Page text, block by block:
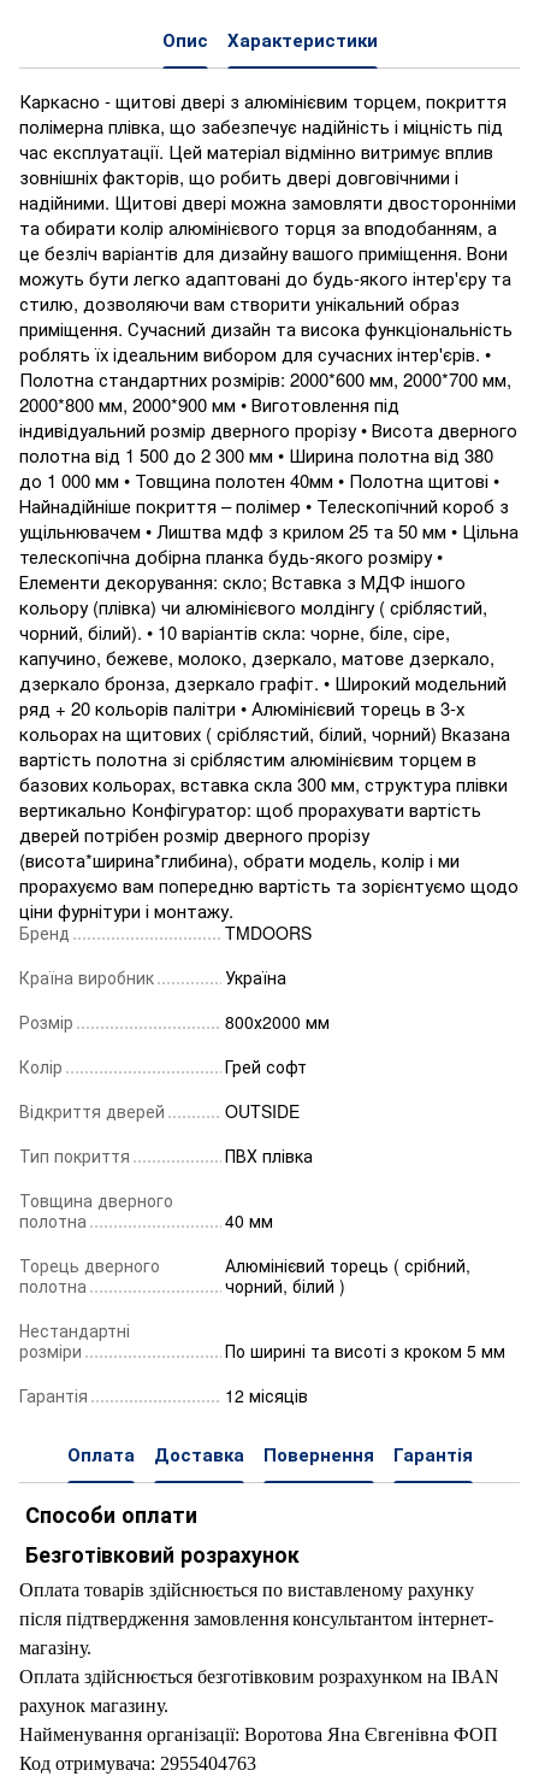
Опис Характеристики
Каркасно - щитові двері з алюмінієвим торцем, покриття
полімерна плівка, що забезпечує надійність і міцність під
час експлуатації. Цей матеріал відмінно витримує вплив
зовнішніх факторів, що робить двері довговічними і
надійними. Щитові двері можна замовляти двосторонніми
та обирати колір алюмінієвого торця за вподобанням, а
це безліч варіантів для дизайну вашого приміщення. Вони
можуть бути легко адаптовані до будь-якого інтер'єру та
стилю, дозволяючи вам створити унікальний образ
приміщення. Сучасний дизайн та висока функціональність
роблять їх ідеальним вибором для сучасних інтер'єрів. •
Полотна стандартних розмірів: 2000*600 мм, 2000*700 мм,
2000*800 мм, 2000*900 мм • Виготовлення під
індивідуальний розмір дверного прорізу • Висота дверного
полотна від 1 500 до 2 300 мм • Ширина полотна від 380
до 1 000 мм • Товщина полотен 40мм • Полотна щитові •
Найнадійніше покриття – полімер • Телескопічний короб з
ущільнювачем • Лиштва мдф з крилом 25 та 50 мм • Цільна
телескопічна добірна планка будь-якого розміру •
Елементи декорування: скло; Вставка з МДФ іншого
кольору (плівка) чи алюмінієвого молдінгу ( сріблястий,
чорний, білий). • 10 варіантів скла: чорне, біле, сіре,
капучино, бежеве, молоко, дзеркало, матове дзеркало,
дзеркало бронза, дзеркало графіт. • Широкий модельний
ряд + 20 кольорів палітри • Алюмінієвий торець в 3-х
кольорах на щитових ( сріблястий, білий, чорний) Вказана
вартість полотна зі сріблястим алюмінієвим торцем в
базових кольорах, вставка скла 300 мм, структура плівки
вертикально Конфігуратор: щоб прорахувати вартість
дверей потрібен розмір дверного прорізу
(висота*ширина*глибина), обрати модель, колір і ми
прорахуємо вам попередню вартість та зорієнтуємо щодо
ціни фурнітури і монтажу.
Бренд
TMDOORS
Країна виробник
Україна
Розмір
800х2000 мм
Колір
Грей софт
Відкриття дверей
OUTSIDE
Тип покриття
ПВХ плівка
Товщина дверного
полотна
40 мм
Торець дверного
полотна
Алюмінієвий торець ( срібний,
чорний, білий )
Нестандартні
розміри
По ширині та висоті з кроком 5 мм
Гарантія
12 місяців
Оплата Доставка Повернення Гарантія
Способи оплати
Безготівковий розрахунок
Оплата товарів здійснюється по виставленому рахунку
після підтвердження замовленняконсультантом інтернет-
магазіну.
Оплата здійснюється безготівковим розрахунком на IBAN
рахунок магазину.
Найменування організації: Воротова Яна Євгенівна ФОП
Код отримувача: 2955404763